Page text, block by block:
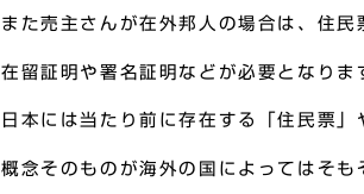
また売主さんが在外邦人の場合は、住民
在留証明や署名証明などが必要となりま
日本には当たり前に存在する「住民票
概念そのものが海外の国によってはそも